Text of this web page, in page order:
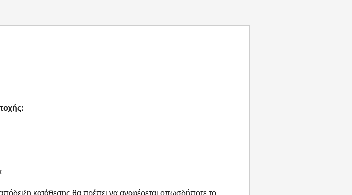
κατάθεσης θα πρέπει να αναφέρεται οπωσδήποτε το